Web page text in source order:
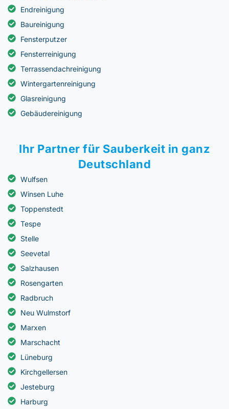
Endreinigung
Baureinigung
Fensterputzer
Fensterreinigung
Terrassendachreinigung
Wintergartenreinigung
Glasreinigung
Gebäudereinigung
Ihr Partner für Sauberkeit in ganz
Deutschland
Wulfsen
Winsen Luhe
Toppenstedt
Tespe
Stelle
Seevetal
Salzhausen
Rosengarten
Radbruch
Neu Wulmstorf
Marxen
Marschacht
Lüneburg
Kirchgellersen
Jesteburg
Harburg